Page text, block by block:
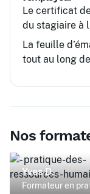
Le certificat
du stagiaire à
La feuille
tout au long
Nos
Yves D.
Formateur en